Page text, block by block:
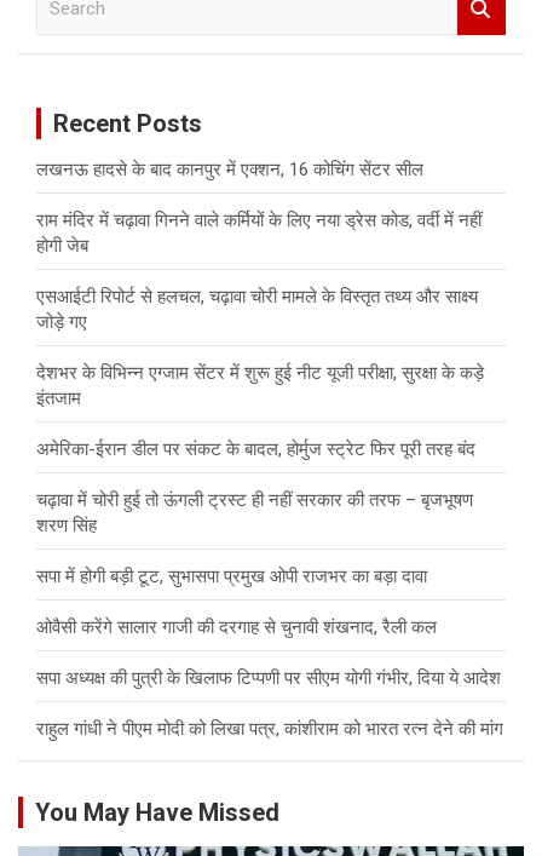
Recent Posts
लखनऊ हादसे के बाद कानपुर में एक्शन, 16 कोचिंग सेंटर सील
राम मंदिर में चढ़ावा गिनने वाले कर्मियों के लिए नया ड्रेस कोड, वर्दी में नहीं
होगी जेब
एसआईटी रिपोर्ट से हलचल, चढ़ावा चोरी मामले के विस्तृत तथ्य और साक्ष्य
जोड़े गए
देशभर के विभिन्न एग्जाम सेंटर में शुरू हुई नीट यूजी परीक्षा, सुरक्षा के कड़े
इंतजाम
अमेरिका-ईरान डील पर संकट के बादल, होर्मुज स्ट्रेट फिर पूरी तरह बंद
चढ़ावा में चोरी हुई तो ऊंगली ट्रस्ट ही नहीं सरकार की तरफ – बृजभूषण
शरण सिंह
सपा में होगी बड़ी टूट, सुभासपा प्रमुख ओपी राजभर का बड़ा दावा
ओवैसी करेंगे सालार गाजी की दरगाह से चुनावी शंखनाद, रैली कल
सपा अध्यक्ष की पुत्री के खिलाफ टिप्पणी पर सीएम योगी गंभीर, दिया ये आदेश
राहुल गांधी ने पीएम मोदी को लिखा पत्र, कांशीराम को भारत रत्न देने की मांग
You May Have Missed